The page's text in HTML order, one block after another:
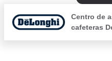
Centro de
cafeteras